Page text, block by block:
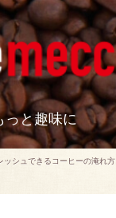
っと趣味に
ッシュできるコーヒーの淹れ方